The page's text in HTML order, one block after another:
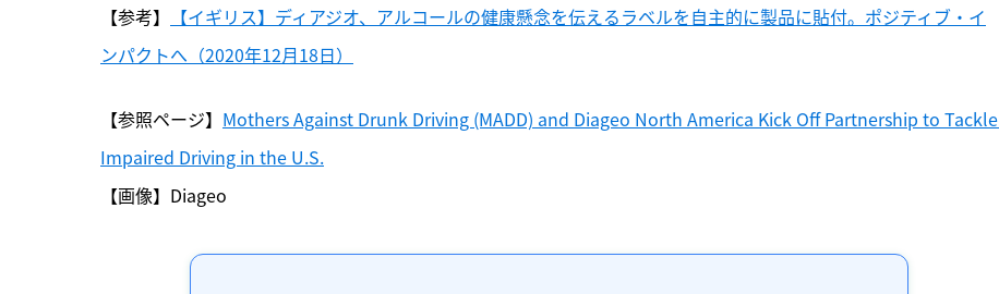
【参考】
【イギリス】ディアジオ、アルコールの健康懸念を伝えるラベルを自主的に製品に貼付。ポジティブ・イ
ンパクトへ（2020年12月18日）
【参照ページ】 Mothers Against Drunk Driving (MADD) and Diageo North America Kick Off Partnership to Tackle
Impaired Driving in the U.S.
【画像】Diageo